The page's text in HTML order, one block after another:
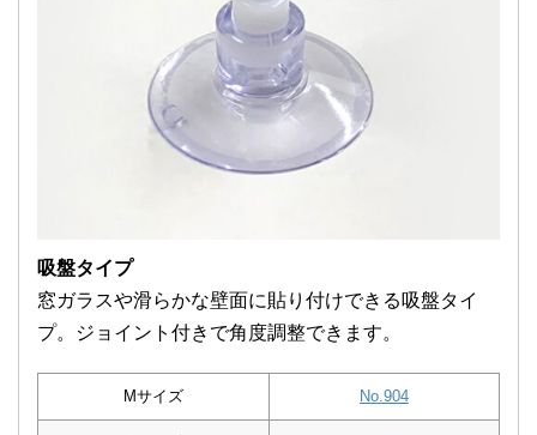
吸盤タイプ
窓ガラスや滑らかな壁面に貼り付けできる吸盤タイ
プ。ジョイント付きで角度調整できます。
Mサイズ No.904